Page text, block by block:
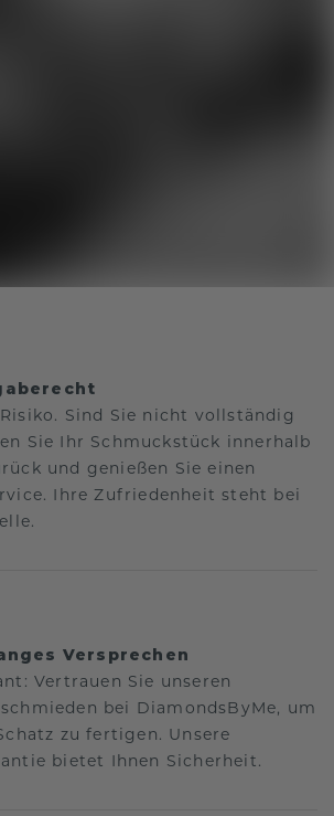
Sind Sie nicht vollständig
Sie Ihr Schmuckstück innerhalb
und genießen Sie einen
Ihre Zufriedenheit steht bei
Versprechen
Vertrauen Sie unseren
bei DiamondsByMe, um
zu fertigen. Unsere
bietet Ihnen Sicherheit.